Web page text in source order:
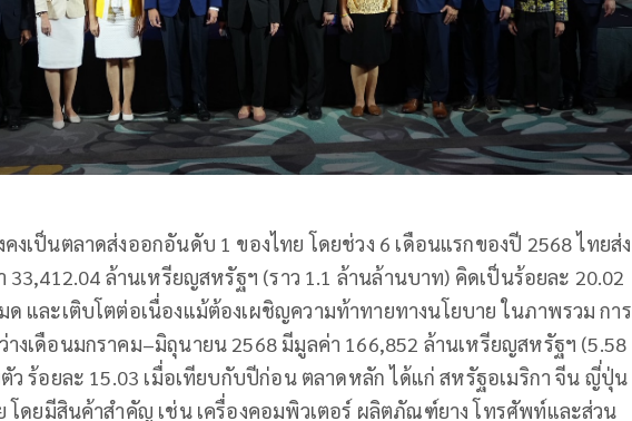
งเป็นตลาดส่งออกอันดับ 1 ของไทย โดยช่วง 6 เดือนแรกของปี 2568 ไทยส่ง
33,412.04 ล้านเหรียญสหรัฐฯ (ราว 1.1 ล้านล้านบาท) คิดเป็นร้อยละ 20.02
ด และเติบโตต่อเนื่องแม้ต้องเผชิญความท้าทายทางนโยบาย ในภาพรวม การ
างเดือนมกราคม–มิถุนายน 2568 มีมูลค่า 166,852 ล้านเหรียญสหรัฐฯ (5.58
ว ร้อยละ 15.03 เมื่อเทียบกับปีก่อน ตลาดหลัก ได้แก่ สหรัฐอเมริกา จีน ญี่ปุ่น
โดยมีสินค้าสำคัญ เช่น เครื่องคอมพิวเตอร์ ผลิตภัณฑ์ยาง โทรศัพท์และส่วน